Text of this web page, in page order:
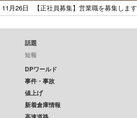
11月26日 【正社員募集】営業職を募集します
話題
短報
DPワールド
事件・事故
値上げ
新着倉庫情報